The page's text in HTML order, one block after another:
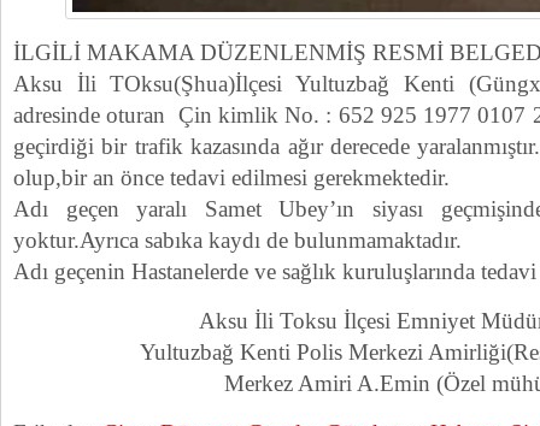
İLGİLİ MAKAMA DÜZENLENMİŞ RESMİ
Aksu İli TOksu(Şhua)İlçesi Yultuzbağ Kenti
adresinde oturan Çin kimlik No. : 652 925 1977 0107
geçirdiği bir trafik kazasında ağır derecede
olup,bir an önce tedavi edilmesi gerekmektedir.
Adı geçen yaralı Samet Ubey’ın siyası
yoktur.Ayrıca sabıka kaydı de bulunmamaktadır.
Adı geçenin Hastanelerde ve sağlık kuruluşlarında
Aksu İli Toksu İlçesi Emniyet
Yultuzbağ Kenti Polis Merkezi
Merkez Amiri A.Emin (Özel